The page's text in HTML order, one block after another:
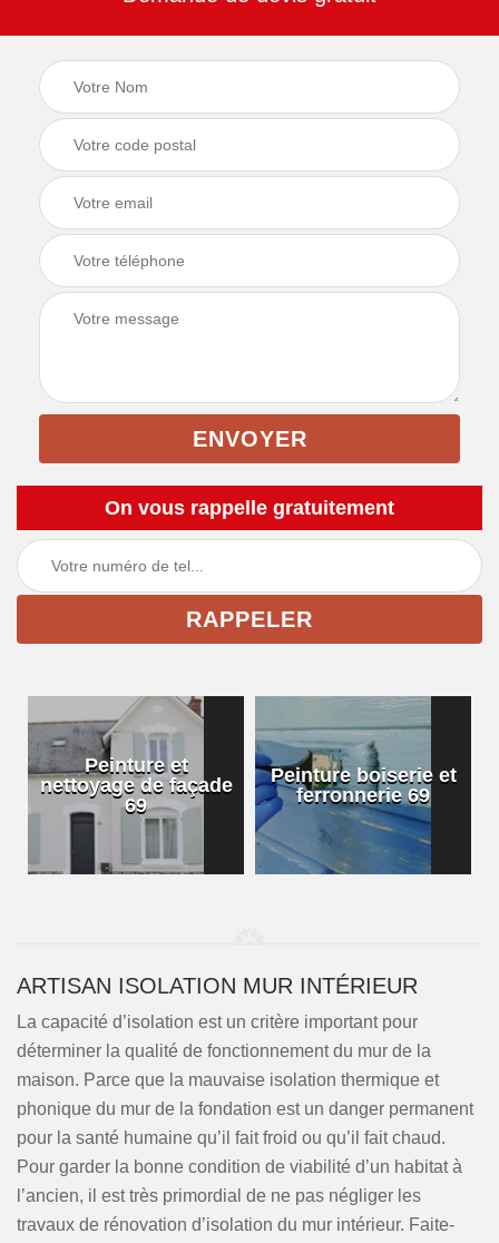
On vous rappelle gratuitement
Peinture et
nettoyage de façade
69
Peinture boiserie et
ferronnerie 69
ARTISAN ISOLATION MUR INTÉRIEUR
La capacité d’isolation est un critère important pour
déterminer la qualité de fonctionnement du mur de la
maison. Parce que la mauvaise isolation thermique et
phonique du mur de la fondation est un danger permanent
pour la santé humaine qu’il fait froid ou qu’il fait chaud.
Pour garder la bonne condition de viabilité d’un habitat à
l’ancien, il est très primordial de ne pas négliger les
travaux de rénovation d’isolation du mur intérieur. Faite-